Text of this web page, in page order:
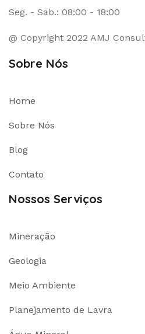
Seg. - Sab.: 08:00 - 18:00
@ Copyright 2022 AMJ
Sobre Nós
Home
Sobre Nós
Blog
Contato
Nossos Serviços
Mineração
Geologia
Meio Ambiente
Planejamento de Lavra